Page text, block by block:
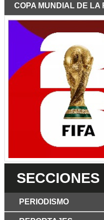
COPA MUNDIAL DE LA
SECCIONES
PERIODISMO